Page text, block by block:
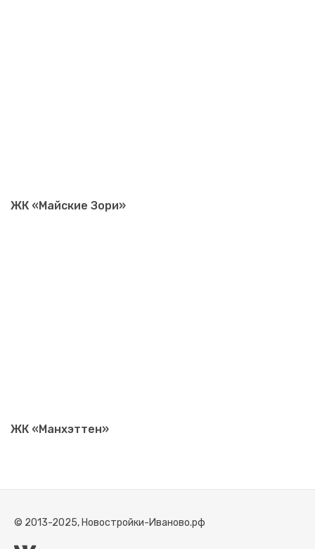
ЖК «Майские Зори»
ЖК «Манхэттен»
© 2013-2025, Новостройки-Иваново.рф